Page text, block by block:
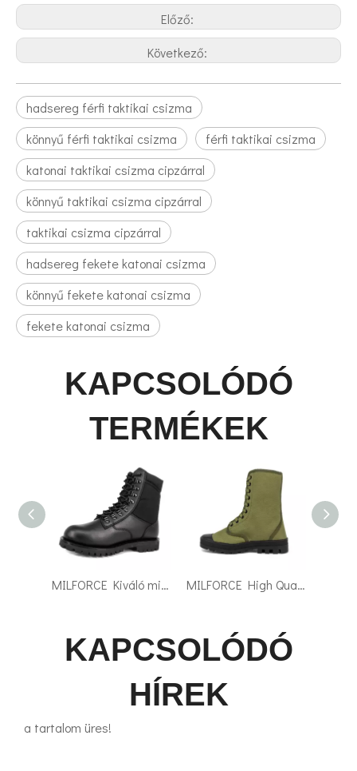
Előző:
Következő:
hadsereg férfi taktikai csizma
könnyű férfi taktikai csizma
férfi taktikai csizma
katonai taktikai csizma cipzárral
könnyű taktikai csizma cipzárral
taktikai csizma cipzárral
hadsereg fekete katonai csizma
könnyű fekete katonai csizma
fekete katonai csizma
KAPCSOLÓDÓ
TERMÉKEK
MILFORCE High Quality Tactical katonai csizma férfi biztonsági csizma katonai vászoncsizma MILFORCE Police Valódi Bőr katonai csizma Army Katonai sivatagi csizma
KAPCSOLÓDÓ
HÍREK
a tartalom üres!